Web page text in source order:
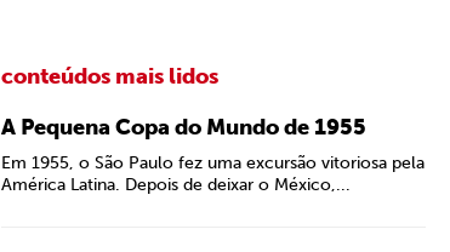
conteúdos mais lidos
A Pequena Copa do Mundo de 1955
Em 1955, o São Paulo fez uma excursão vitoriosa pela
América Latina. Depois de deixar o México,...